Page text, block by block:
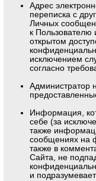
Адрес
переписка с
Личных
к Пользователю
открытом
исключением
согласно
Администратор
Информация,
себе (за
также
сообщениях на
также в
Сайта, не
и